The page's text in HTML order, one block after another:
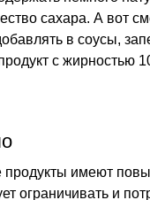
сахара. А вот
в соусы,
с жирностью
продукты имеют
ограничивать и